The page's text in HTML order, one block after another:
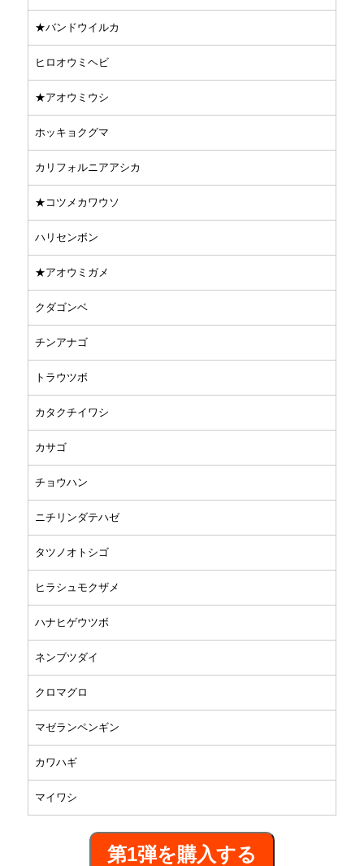
★バンドウイルカ
ヒロオウミヘビ
★アオウミウシ
ホッキョクグマ
カリフォルニアアシカ
★コツメカワウソ
ハリセンボン
★アオウミガメ
クダゴンベ
チンアナゴ
トラウツボ
カタクチイワシ
カサゴ
チョウハン
ニチリンダテハゼ
タツノオトシゴ
ヒラシュモクザメ
ハナヒゲウツボ
ネンブツダイ
クロマグロ
マゼランペンギン
カワハギ
マイワシ
第1弾を購入する